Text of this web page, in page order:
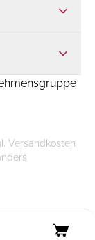
Versandkosten